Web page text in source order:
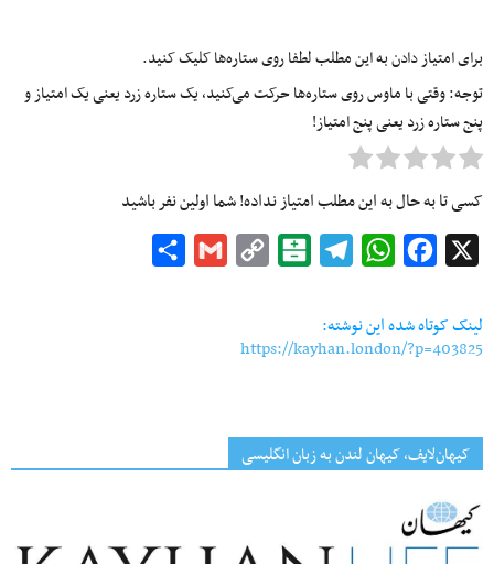
برای امتیاز دادن به این مطلب لطفا روی ستاره‌ها کلیک کنید.
توجه: وقتی با ماوس روی ستاره‌ها حرکت می‌کنید، یک ستاره زرد یعنی یک امتیاز و
پنج ستاره زرد یعنی پنج امتیاز!
کسی تا به حال به این مطلب امتیاز نداده! شما اولین نفر باشید
Facebook
WhatsApp
Telegram
Balatarin
Copy
Gmail
لینک کوتاه شده این نوشته:
https://kayhan.london/?p=403825
کیهان‌لایف، کیهان لندن به زبان انگلیسی